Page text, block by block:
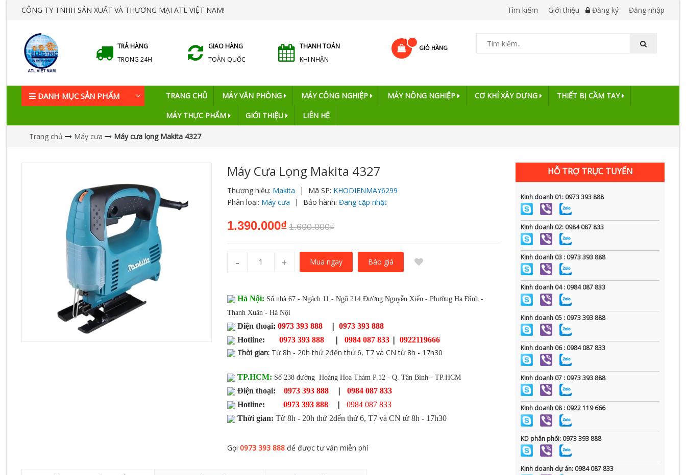
CÔNG TY TNHH SẢN XUẤT VÀ THƯƠNG MẠI ATL VIỆT NAM! Tìm kiếm Giới thiệu Đăng ký Đăng nhập
TRẢ HÀNG
TRONG 24H
GIAO HÀNG
TOÀN QUỐC
THANH TOÁN
KHI NHẬN
GIỎ HÀNG
DANH MỤC SẢN PHẨM TRANG CHỦ MÁY VĂN PHÒNG MÁY CÔNG NGHIỆP MÁY NÔNG NGHIỆP CƠ KHÍ XÂY DỰNG THIẾT BỊ CẦM TAY
MÁY THỰC PHẨM GIỚI THIỆU LIÊN HỆ
Trang chủ Máy cưa Máy cưa lọng Makita 4327
Máy Cưa Lọng Makita 4327
Thương hiệu: Makita | Mã SP: KHODIENMAY6299
Phân loại: Máy cưa | Bảo hành: Đang cập nhật
1.390.000₫ 1.600.000₫
- + Mua ngay Báo giá
Hà Nội: Số nhà 67 - Ngách 11 - Ngõ 214 Đường Nguyễn Xiển - Phường Hạ Đình -
Thanh Xuân - Hà Nội
Điện thoại: 0973 393 888 | 0973 393 888
Hotline:
0973 393 888 | 0984 087 833 | 0922119666
Thời gian: Từ 8h - 20h thứ 2đến thứ 6, T7 và CN từ 8h - 17h30
TP.HCM: Số 238 đường Hoàng Hoa Thám P.12 - Q. Tân Bình - TP.HCM
Điện thoại: 0973 393 888 |
0984 087 833
Hotline:
0973 393 888 |
0984 087 833
Thời gian: Từ 8h - 20h thứ 2đến thứ 6, T7 và CN từ 8h - 17h30
Gọi 0973 393 888để được tư vấn miễn phí
HỖ TRỢ TRỰC TUYẾN
Kinh doanh 01: 0973 393 888
Kinh doanh 02: 0984 087 833
Kinh doanh 03 : 0973 393 888
Kinh doanh 04 : 0984 087 833
Kinh doanh 05 : 0973 393 888
Kinh doanh 06 : 0984 087 833
Kinh doanh 07 : 0973 393 888
Kinh doanh 08 : 0922 119 666
KD phân phối: 0973 393 888
Kinh doanh dự án: 0984 087 833